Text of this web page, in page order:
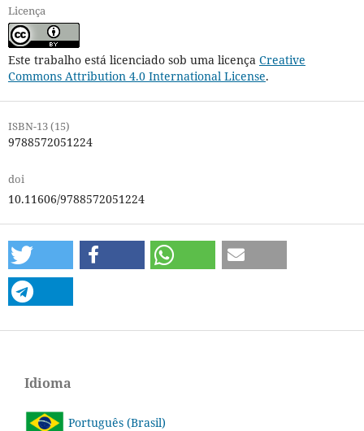
Licença
Este trabalho está licenciado sob uma licença Creative
Commons Attribution 4.0 International License.
ISBN-13 (15)
9788572051224
doi
10.11606/9788572051224
Idioma
Português (Brasil)